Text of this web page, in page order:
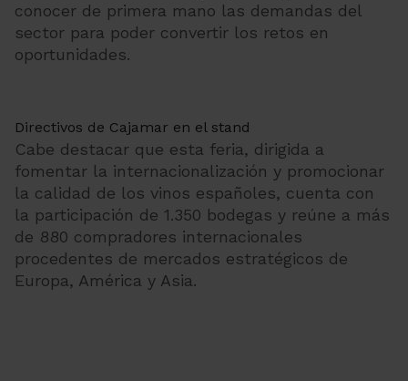
conocer de primera mano las demandas del
sector para poder convertir los retos en
oportunidades.
Directivos de Cajamar en el stand
Cabe destacar que esta feria, dirigida a
fomentar la internacionalización y promocionar
la calidad de los vinos españoles, cuenta con
la participación de 1.350 bodegas y reúne a más
de 880 compradores internacionales
procedentes de mercados estratégicos de
Europa, América y Asia.